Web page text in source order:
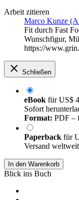
Arbeit zitieren
Marco Kunze
Fit durch Fast
Wunschfigur,
https://
Schließen
eBook fürUS$
Sofort
Format: PDF –
Paperback für
Versand weltweit
In den Warenkorb
Blick ins Buch